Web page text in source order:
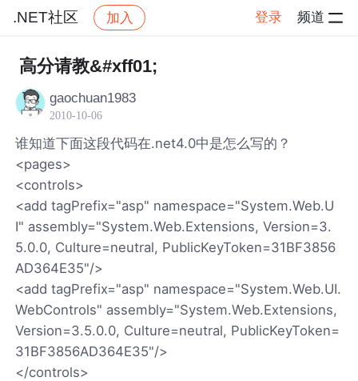
.NET社区 加入 登录 频道
社区 .NET社区
高分请教&#xff01;
gaochuan1983
2010-10-06
谁知道下面这段代码在.net4.0中是怎么写的？
<pages>
<controls>
<add tagPrefix="asp" namespace="System.Web.U
I" assembly="System.Web.Extensions, Version=3.
5.0.0, Culture=neutral, PublicKeyToken=31BF3856
AD364E35"/>
<add tagPrefix="asp" namespace="System.Web.UI.
WebControls" assembly="System.Web.Extensions,
Version=3.5.0.0, Culture=neutral, PublicKeyToken=
31BF3856AD364E35"/>
</controls>